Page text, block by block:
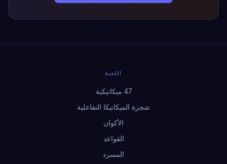
اللعبة
47 ميكانيكية
شجرة الميكانيكا التفاعلية
الأكوان
القواعد
المسرد